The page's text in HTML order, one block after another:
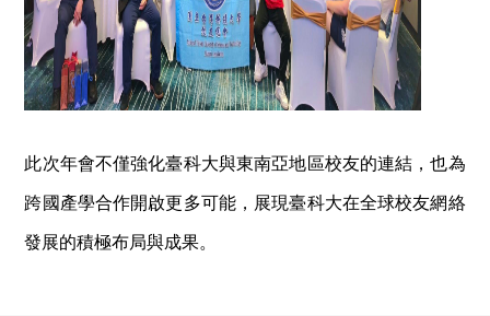
此次年會不僅強化臺科大與東南亞地區校友的連結，也為
跨國產學合作開啟更多可能，展現臺科大在全球校友網絡
發展的積極布局與成果。